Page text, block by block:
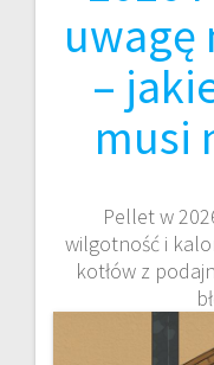
uwagę
–
musi
Pellet w
wilgotność i
kotłów z